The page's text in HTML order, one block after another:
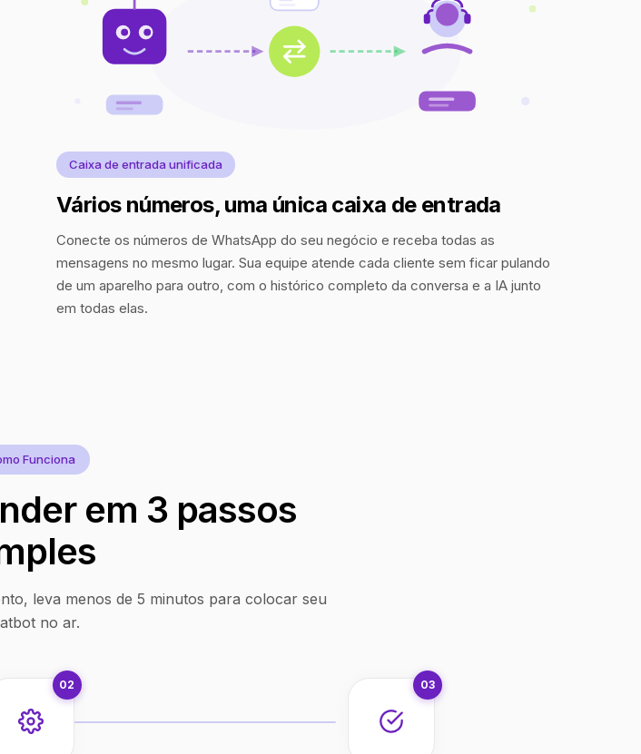
Caixa de entrada unificada
Vários números, uma única caixa de entrada
Conecte os números de WhatsApp do seu negócio e receba todas as
mensagens no mesmo lugar. Sua equipe atende cada cliente sem ficar pulando
de um aparelho para outro, com o histórico completo da conversa e a IA junto
em todas elas.
Funciona
em 3 passos
leva menos de 5 minutos para colocar seu
no ar.
02 03